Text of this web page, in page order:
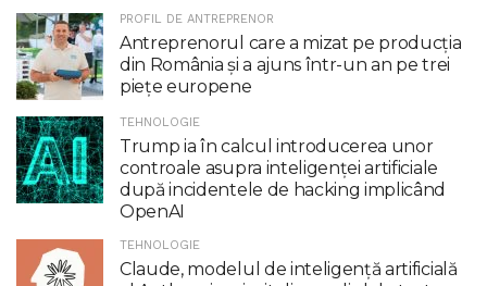
PROFIL DE ANTREPRENOR
Antreprenorul care a mizat pe producția
din România și a ajuns într-un an pe trei
piețe europene
TEHNOLOGIE
Trump ia în calcul introducerea unor
controale asupra inteligenţei artificiale
după incidentele de hacking implicând
OpenAI
TEHNOLOGIE
Claude, modelul de inteligenţă artificială